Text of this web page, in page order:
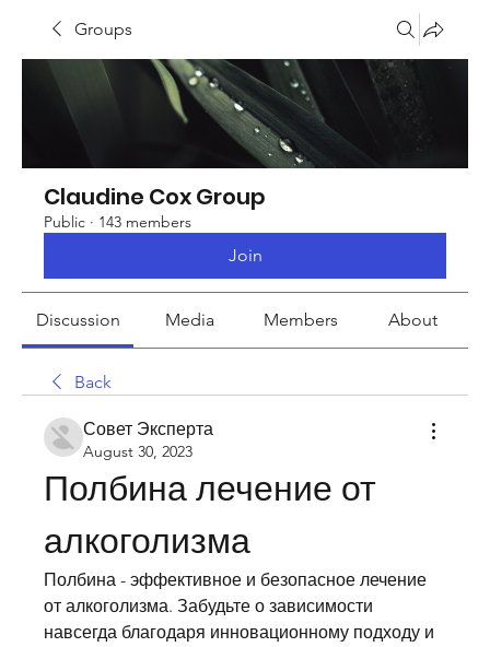
Groups
Claudine Cox Group
Public · 143 members
Join
Discussion Media Members About
Back
Совет Эксперта
August 30, 2023
Полбина лечение от
алкоголизма
Полбина - эффективное и безопасное лечение
от алкоголизма. Забудьте о зависимости
навсегда благодаря инновационному подходу и